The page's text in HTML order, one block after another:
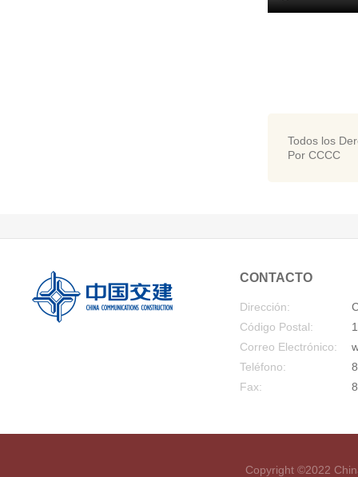
Todos los
Por CCCC
CONTACTO
Dirección:
Código Postal:
Correo Electrónico:
Teléfono:
Fax:
Copyright ©2022